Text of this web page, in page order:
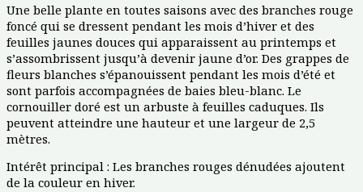
Une belle plante en toutes saisons avec des branches rouge
foncé qui se dressent pendant les mois d’hiver et des
feuilles jaunes douces qui apparaissent au printemps et
s’assombrissent jusqu’à devenir jaune d’or. Des grappes de
fleurs blanches s’épanouissent pendant les mois d’été et
sont parfois accompagnées de baies bleu-blanc. Le
cornouiller doré est un arbuste à feuilles caduques. Ils
peuvent atteindre une hauteur et une largeur de 2,5
mètres.
Intérêt principal : Les branches rouges dénudées ajoutent
de la couleur en hiver.